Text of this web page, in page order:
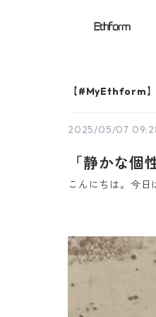
【#MyEthform
2025/05/07
「静かな
こんにちは。今